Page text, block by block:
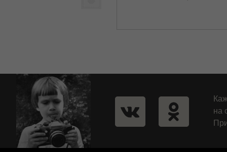
на